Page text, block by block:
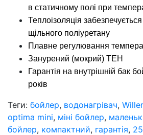
в статичному полі при
Теплоізоляція
щільного поліуретану
Плавне регулювання
Занурений (мокрий) ТЕН
Гарантія на внутрішній бак
років
Теги: бойлер, водонагрівач, Willer
optima mini, міні бойлер,
бойлер, компактний, гарантія,